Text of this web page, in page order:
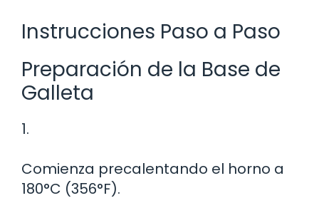
Instrucciones Paso a Paso
Preparación de la Base de
Galleta
1.
Comienza precalentando el horno a
180°C (356°F).